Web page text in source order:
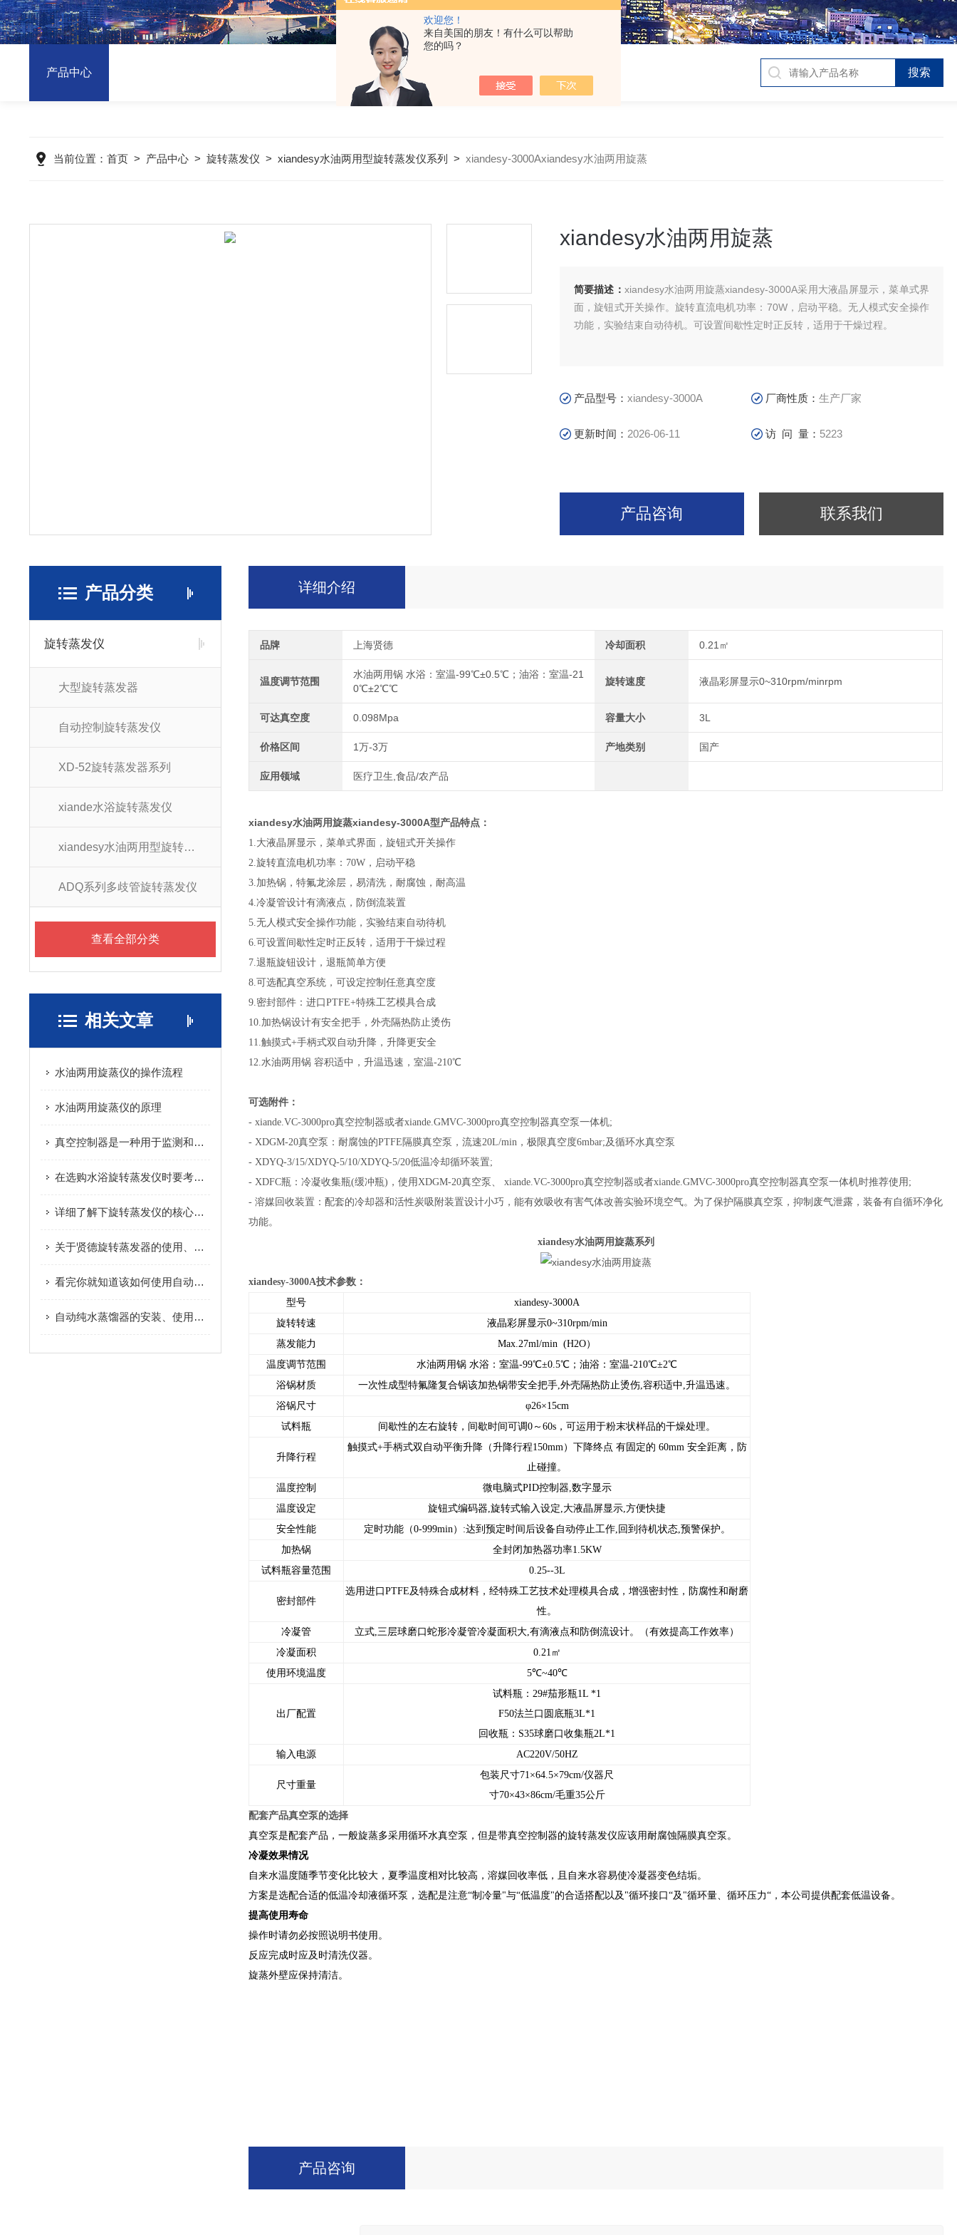
欢迎您！
来自美国的朋友！有什么可以帮助
您的吗？
产品中心
当前位置： 首页> 产品中心> 旋转蒸发仪 > xiandesy水油两用型旋转蒸发仪系列 > xiandesy-3000Axiandesy水油两用旋蒸
xiandesy水油两用旋蒸
简要描述： xiandesy水油两用旋蒸xiandesy-3000A采用大液晶屏显示，菜单式界
面，旋钮式开关操作。旋转直流电机功率：70W，启动平稳。无人模式安全操作
功能，实验结束自动待机。可设置间歇性定时正反转，适用于干燥过程。
产品型号： xiandesy-3000A 厂商性质：生产厂家
更新时间： 2026-06-11 访 问 量： 5223
产品咨询 联系我们
产品分类
旋转蒸发仪
大型旋转蒸发器
自动控制旋转蒸发仪
XD-52旋转蒸发器系列
xiande水浴旋转蒸发仪
xiandesy水油两用型旋转蒸发仪系列
ADQ系列多歧管旋转蒸发仪
查看全部分类
相关文章
水油两用旋蒸仪的操作流程
水油两用旋蒸仪的原理
真空控制器是一种用于监测和控制真空系统中气压的仪器
在选购水浴旋转蒸发仪时要考虑这些因素
详细了解下旋转蒸发仪的核心部件及功能
关于贤德旋转蒸发器的使用、注意事项及原理分析
看完你就知道该如何使用自动双重纯水蒸馏水器了
自动纯水蒸馏器的安装、使用和清洗方法
详细介绍
品牌 上海贤德 冷却面积 0.21㎡
温度调节范围
水油两用锅 水浴：室温-99℃±0.5℃；油浴：室温-21
0℃±2℃℃
旋转速度 液晶彩屏显示0~310rpm/minrpm
可达真空度 0.098Mpa 容量大小 3L
价格区间 1万-3万 产地类别 国产
应用领域 医疗卫生,食品/农产品
xiandesy水油两用旋蒸xiandesy-3000A型产品特点：
1.大液晶屏显示，菜单式界面，旋钮式开关操作
2.旋转直流电机功率：70W，启动平稳
3.加热锅，特氟龙涂层，易清洗，耐腐蚀，耐高温
4.冷凝管设计有滴液点，防倒流装置
5.无人模式安全操作功能，实验结束自动待机
6.可设置间歇性定时正反转，适用于干燥过程
7.退瓶旋钮设计，退瓶简单方便
8.可选配真空系统，可设定控制任意真空度
9.密封部件：进口PTFE+特殊工艺模具合成
10.加热锅设计有安全把手，外壳隔热防止烫伤
11.触摸式+手柄式双自动升降，升降更安全
12.水油两用锅 容积适中，升温迅速，室温-210℃
可选附件：
- xiande.VC-3000pro真空控制器或者xiande.GMVC-3000pro真空控制器真空泵一体机;
- XDGM-20真空泵：耐腐蚀的PTFE隔膜真空泵，流速20L/min，极限真空度6mbar;及循环水真空泵
- XDYQ-3/15/XDYQ-5/10/XDYQ-5/20低温冷却循环装置;
- XDFC瓶：冷凝收集瓶(缓冲瓶)，使用XDGM-20真空泵、 xiande.VC-3000pro真空控制器或者xiande.GMVC-3000pro真空控制器真空泵一体机时推荐使用;
- 溶媒回收装置：配套的冷却器和活性炭吸附装置设计小巧，能有效吸收有害气体改善实验环境空气。为了保护隔膜真空泵，抑制废气泄露，装备有自循环净化
功能。
xiandesy水油两用旋蒸系列
xiandesy-3000A技术参数：
型号
xiandesy-3000A
旋转转速
液晶彩屏显示0~310rpm/min
蒸发能力
Max.27ml/min (H2O）
温度调节范围
水油两用锅 水浴：室温-99℃±0.5℃；油浴：室温-210℃±2℃
浴锅材质
一次性成型特氟隆复合锅该加热锅带安全把手,外壳隔热防止烫伤,容积适中,升温迅速。
浴锅尺寸
φ26×15cm
试料瓶
间歇性的左右旋转，间歇时间可调0～60s，可运用于粉末状样品的干燥处理。
升降行程
触摸式+手柄式双自动平衡升降（升降行程150mm）下降终点 有固定的 60mm 安全距离，防
止碰撞。
温度控制
微电脑式PID控制器,数字显示
温度设定
旋钮式编码器,旋转式输入设定,大液晶屏显示,方便快捷
安全性能
定时功能（0-999min）:达到预定时间后设备自动停止工作,回到待机状态,预警保护。
加热锅
全封闭加热器功率1.5KW
试料瓶容量范围
0.25--3L
密封部件
选用进口PTFE及特殊合成材料，经特殊工艺技术处理模具合成，增强密封性，防腐性和耐磨
性。
冷凝管
立式,三层球磨口蛇形冷凝管冷凝面积大,有滴液点和防倒流设计。（有效提高工作效率）
冷凝面积
0.21㎡
使用环境温度
5℃~40℃
出厂配置
试料瓶：29#茄形瓶1L *1
F50法兰口圆底瓶3L*1
回收瓶：S35球磨口收集瓶2L*1
输入电源
AC220V/50HZ
尺寸重量
包装尺寸71×64.5×79cm/仪器尺
寸70×43×86cm/毛重35公斤
配套产品真空泵的选择
真空泵是配套产品，一般旋蒸多采用循环水真空泵，但是带真空控制器的旋转蒸发仪应该用耐腐蚀隔膜真空泵。
冷凝效果情况
自来水温度随季节变化比较大，夏季温度相对比较高，溶媒回收率低，且自来水容易使冷凝器变色结垢。
方案是选配合适的低温冷却液循环泵，选配是注意“制冷量"与“低温度"的合适搭配以及"循环接口“及"循环量、循环压力“，本公司提供配套低温设备。
提高使用寿命
操作时请勿必按照说明书使用。
反应完成时应及时清洗仪器。
旋蒸外壁应保持清洁。
产品咨询